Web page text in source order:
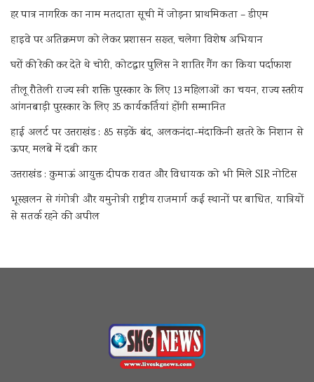
हर पात्र नागरिक का नाम मतदाता सूची में जोड़ना प्राथमिकता – डीएम
हाइवे पर अतिक्रमण को लेकर प्रशासन सख्त, चलेगा विशेष अभियान
घरों की रेकी कर देते थे चोरी, कोटद्वार पुलिस ने शातिर गैंग का किया पर्दाफाश
तीलू रौतेली राज्य स्त्री शक्ति पुरस्कार के लिए 13 महिलाओं का चयन, राज्य स्तरीय
आंगनबाड़ी पुरस्कार के लिए 35 कार्यकर्तियां होंगी सम्मानित
हाई अलर्ट पर उत्तराखंड : 85 सड़कें बंद, अलकनंदा-मंदाकिनी खतरे के निशान से
ऊपर, मलबे में दबी कार
उत्तराखंड : कुमाऊं आयुक्त दीपक रावत और विधायक को भी मिले SIR नोटिस
भूस्खलन से गंगोत्री और यमुनोत्री राष्ट्रीय राजमार्ग कई स्थानों पर बाधित, यात्रियों
से सतर्क रहने की अपील